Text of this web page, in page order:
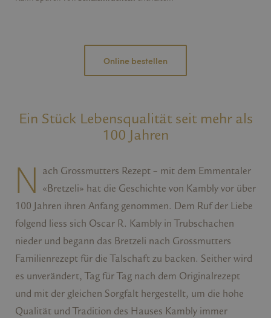
Online bestellen
Ein Stück Lebensqualität seit mehr als
100 Jahren
N
ach Grossmutters Rezept – mit dem Emmentaler
«Bretzeli» hat die Geschichte von Kambly vor über
100 Jahren ihren Anfang genommen. Dem Ruf der Liebe
folgend liess sich Oscar R. Kambly in Trubschachen
nieder und begann das Bretzeli nach Grossmutters
Familienrezept für die Talschaft zu backen. Seither wird
es unverändert, Tag für Tag nach dem Originalrezept
und mit der gleichen Sorgfalt hergestellt, um die hohe
Qualität und Tradition des Hauses Kambly immer